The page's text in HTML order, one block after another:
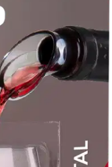
Toimitus